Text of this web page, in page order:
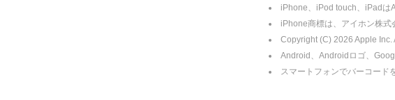
iPhone、iPod touch、iPadは
iPhone商標は、アイホン株式
Copyright (C) 2026 Apple Inc.
Android、Androidロゴ、
スマートフォンでバーコード